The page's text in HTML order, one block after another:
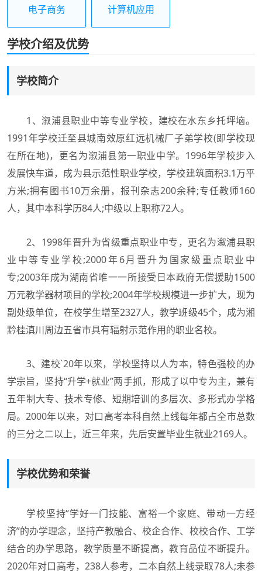
电子商务 计算机应用
学校介绍及优势
学校简介
1、溆浦县职业中等专业学校，建校在水东乡托坪垴。
1991年学校迁至县城南效原红远机械厂子弟学校(即学校现
在所在地)，更名为溆浦县第一职业中学。1996年学校步入
发展快车道，成为县示范性职业学校，学校建筑面积3.1万平
方米;拥有图书10万余册，报刊杂志200余种;专任教师160
人，其中本科学历84人;中级以上职称72人。
2、1998年晋升为省级重点职业中专，更名为溆浦县职
业中等专业学校;2000年6月晋升为国家级重点职业中
专;2003年成为湖南省唯一一所接受日本政府无偿援助1500
万元教学器材项目的学校;2004年学校规模进一步扩大，现为
副处级单位，在校学生增至2327人，教学班级45个，成为湘
黔桂滇川周边五省市具有辐射示范作用的职业名校。
3、建校`20年以来，学校坚持以人为本，特色强校的办
学宗旨，坚持“升学+就业”两手抓，形成了以中专为主，兼有
五年制大专、技术专修、短期培训的多层次、多形式办学格
局。2000年以来，对口高考本科自然上线每年都占全市总数
的三分之二以上，近三年来，先后安置毕业生就业2169人。
学校优势和荣誉
学校坚持“学好一门技能、富裕一个家庭、带动一方经
济”的办学理念，坚持产教融合、校企合作、校校合作、工学
结合的办学思路，教学质量不断提高，教育品位不断提升。
2020年对口高考，238人参考，二本自然上线录取78人;未参